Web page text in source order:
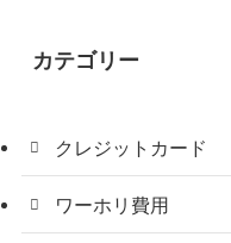
カテゴリー
クレジットカード
ワーホリ費用